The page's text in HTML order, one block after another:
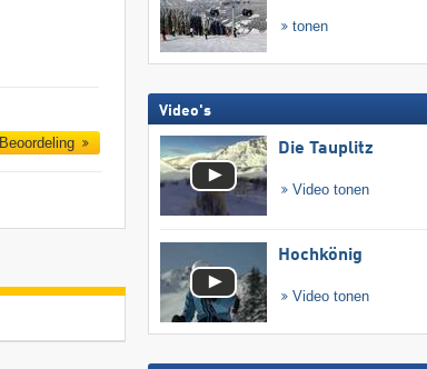
Beoordeling
tonen
Video's
Die Tauplitz
Video tonen
Hochkönig
Video tonen